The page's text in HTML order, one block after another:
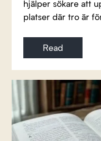
hjälper sökare att
platser där tro är
Read